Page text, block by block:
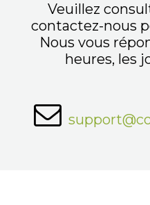
Veuillez
contactez-nous
Nous vous
heures, les